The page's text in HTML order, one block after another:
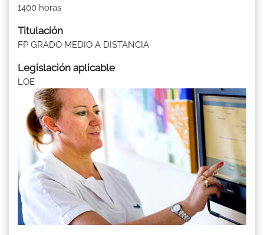
1400 horas
Titulación
FP GRADO MEDIO A DISTANCIA
Legislación aplicable
LOE